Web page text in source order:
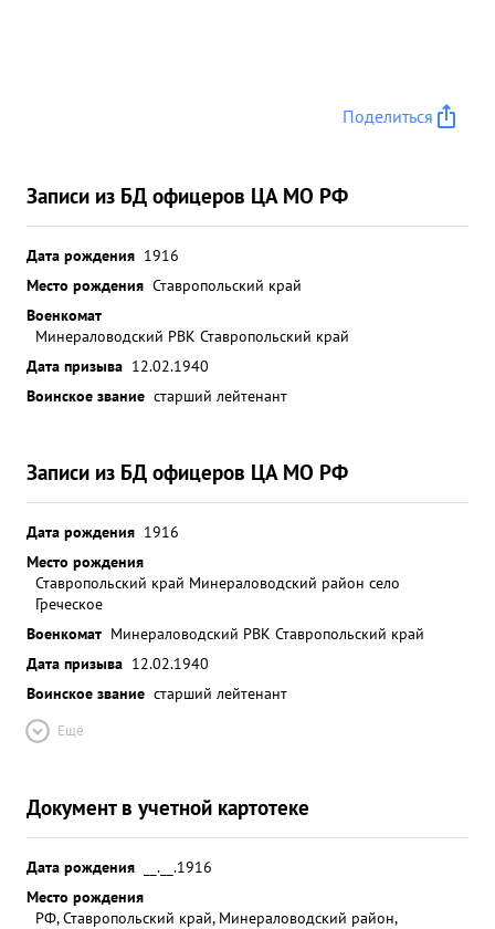
Поделиться
Записи из БД офицеров ЦА МО РФ
Дата рождения 1916
Место рождения Ставропольский край
Военкомат
Минераловодский РВК Ставропольский край
Дата призыва 12.02.1940
Воинское звание старший лейтенант
Записи из БД офицеров ЦА МО РФ
Дата рождения 1916
Место рождения
Ставропольский край Минераловодский район село
Греческое
Военкомат Минераловодский РВК Ставропольский край
Дата призыва 12.02.1940
Воинское звание старший лейтенант
Ещё
Документ в учетной картотеке
Дата рождения
__.__.1916
Место рождения
РФ, Ставропольский край, Минераловодский район,